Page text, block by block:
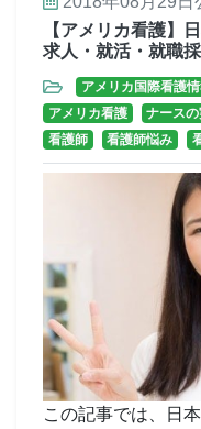
【アメリカ看護】
求人・就活・就職
アメリカ国際看護
アメリカ看護
ナース
看護師
看護師悩み
この記事では、日